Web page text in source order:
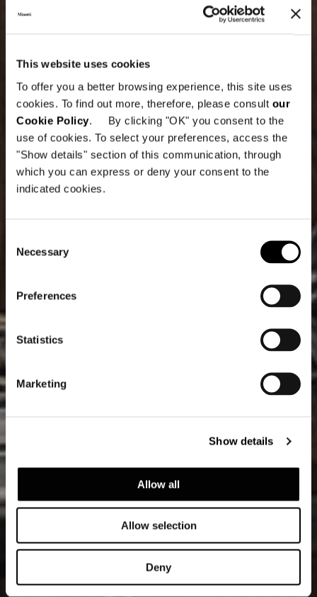
This website uses cookies
To offer you a better browsing experience, this site uses
cookies. To find out more, therefore, please consult our
Cookie Policy. By clicking "OK" you consent to the
use of cookies. To select your preferences, access the
"Show details" section of this communication, through
which you can express or deny your consent to the
indicated cookies.
Selection
Necessary
Preferences
Statistics
Marketing
Show details
Allow all
Allow selection
Deny